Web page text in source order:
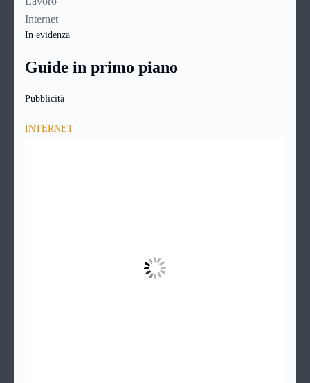
Internet
In evidenza
Guide in primo piano
Pubblicità
INTERNET